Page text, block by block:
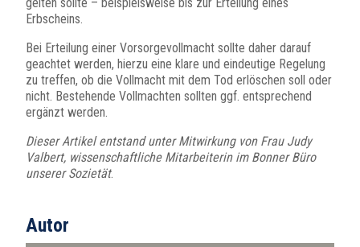
Erbscheins.
Bei Erteilung einer Vorsorgevollmacht sollte daher darauf
geachtet werden, hierzu eine klare und eindeutige Regelung
zu treffen, ob die Vollmacht mit dem Tod erlöschen soll oder
nicht. Bestehende Vollmachten sollten ggf. entsprechend
ergänzt werden.
Dieser Artikel entstand unter Mitwirkung von Frau Judy
Valbert, wissenschaftliche Mitarbeiterin im Bonner Büro
unserer Sozietät.
Autor